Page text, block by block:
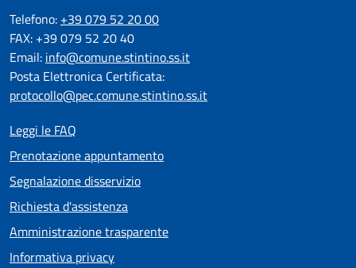
Telefono: +39 079 52 20 00
FAX: +39 079 52 20 40
Email: info@comune.stintino.ss.it
Posta Elettronica Certificata:
protocollo@pec.comune.stintino.ss.it
Leggi le FAQ
Prenotazione appuntamento
Segnalazione disservizio
Richiesta d'assistenza
Amministrazione trasparente
Informativa privacy